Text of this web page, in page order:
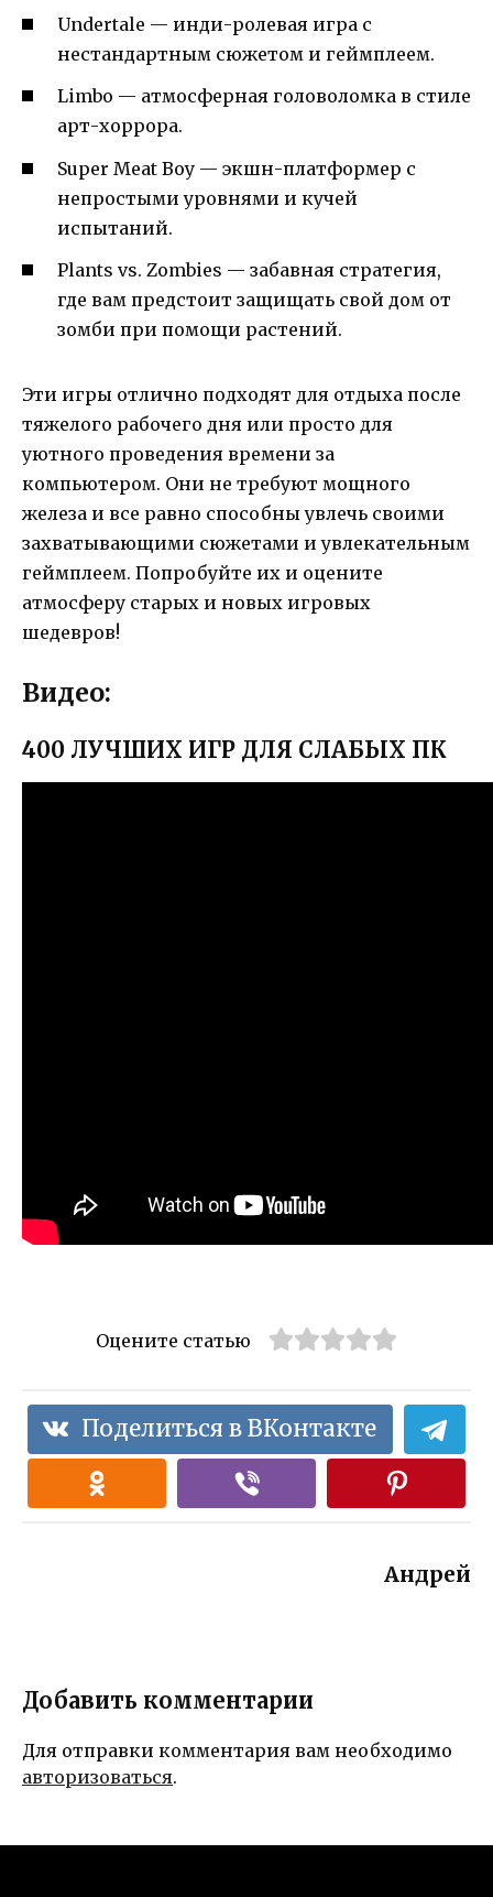
Undertale — инди-ролевая игра с
нестандартным сюжетом и геймплеем.
Limbo — атмосферная головоломка в стиле
арт-хоррора.
Super Meat Boy — экшн-платформер с
непростыми уровнями и кучей
испытаний.
Plants vs. Zombies — забавная стратегия,
где вам предстоит защищать свой дом от
зомби при помощи растений.
Эти игры отлично подходят для отдыха после
тяжелого рабочего дня или просто для
уютного проведения времени за
компьютером. Они не требуют мощного
железа и все равно способны увлечь своими
захватывающими сюжетами и увлекательным
геймплеем. Попробуйте их и оцените
атмосферу старых и новых игровых
шедевров!
Видео:
400 ЛУЧШИХ ИГР ДЛЯ СЛАБЫХ ПК
Оцените статью
Поделиться в ВКонтакте
Андрей
Добавить комментарии
Для отправки комментария вам необходимо
авторизоваться.